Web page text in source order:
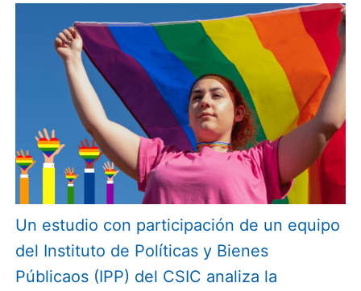
Un estudio con participación de un equipo
del Instituto de Políticas y Bienes
Públicaos (IPP) del CSIC analiza la